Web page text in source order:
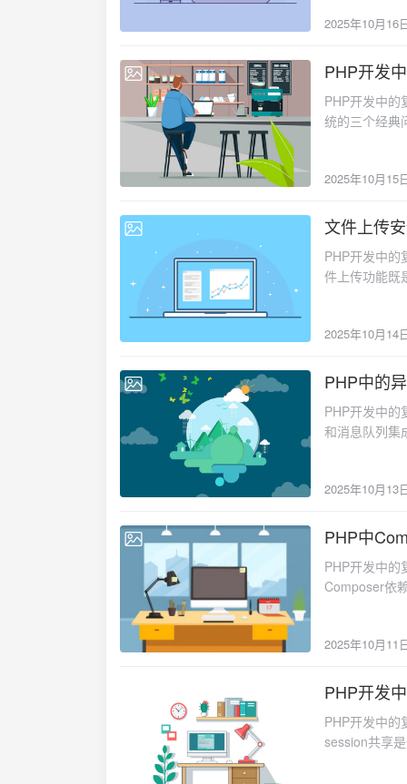
2025年10月16
2025-10-15
PHP开发
PHP开发中的复杂问题及解决方案：缓存穿透、击穿与雪崩防护在高并发的PHP应用中，缓存系统的三个经典问题——缓存穿透、缓存击穿和缓存雪崩——是影响系统稳定性的关键因素。这些问题可能导致数据库压力骤增，甚至系统崩溃。三大缓存问题解析1. 缓存穿透查询不存在的数据，请求直接打到数据库，缓存形同虚设。2. 缓存击穿热点数据过期瞬间，大量请求同时查询数据库。3. 缓存雪崩大量缓存同时过期，数据库面临瞬时高压。解决方案方案一：布隆过滤器防止缓存穿透<?php /** * 布隆过滤器实现 */ class BloomFilter { private array $bitArray; private int $size; private array $hashFunctions; public function __construct(int $size = 1000000) { $this->size = $size; $this->bitArray = array_fill(0, $size, 0); $this->hashFunctions = [ [$this, 'hash1'], [$this, 'hash2'], [$this, 'hash3'] ]; } /** * 添加元素到布隆过滤器 */ public function add(string $item): void { foreach ($this->hashFunctions as $hashFunc) { $index = $hashFunc($item) % $this->size; $this->bitArray[$index] = 1; } } /** * 检查元素是否存在 */ public function mightContain(string $item): bool { foreach ($this->hashFunctions as $hashFunc) { $index = $hashFunc($item) % $this->size; if ($this->bitArray[$index] === 0) { return
2025年10月15
2025-10-14
文件上传
PHP开发中的复杂问题及解决方案：文件上传安全性与大文件处理在PHP Web应用开发中，文件上传功能既是核心需求也是安全隐患最多的环节之一。不当的文件上传处理可能导致恶意文件上传、服务器资源耗尽、目录遍历攻击等问题。常见的安全风险1. 恶意文件上传// 危险示例：未验证文件类型直接保存 if (isset($_FILES['upload'])) { move_uploaded_file($_FILES['upload']['tmp_name'], 'uploads/' . $_FILES['upload']['name']); }2. 大文件导致的资源耗尽// 上传超大文件可能导致内存溢出或磁盘空间不足解决方案方案一：安全的文件上传验证<?php /** * 安全文件上传处理器 */ class SecureFileUpload { private array $allowedMimeTypes; private array $allowedExtensions; private int $maxFileSize; private string $uploadDirectory; public function __construct( array $allowedMimeTypes = ['image/jpeg', 'image/png', 'image/gif'], array $allowedExtensions = ['jpg', 'jpeg', 'png', 'gif'], int $maxFileSize = 5242880, // 5MB string $uploadDirectory = 'uploads/' ) { $this->allowedMimeTypes = $allowedMimeTypes; $this->allowedExtensions = $allowedExtensions; $this->maxFileSize = $maxFileSize; $this->uploadDirectory = rtrim($uploadDirectory,
2025年10月14
2025-10-13
PHP中的
PHP开发中的复杂问题及解决方案：异步处理与消息队列集成在现代PHP应用开发中，异步处理和消息队列集成是提升系统性能和用户体验的重要技术。当面对耗时操作时，同步处理会导致用户等待，影响系统响应速度。常见的异步处理场景1. 邮件发送阻塞// 用户注册后需要发送欢迎邮件，但SMTP连接慢导致页面响应延迟 class UserController { public function register() { // 用户注册逻辑 $this->createUser($userData); // 同步发送邮件，阻塞用户响应 $this->sendWelcomeEmail($userEmail); return response()->json(['status' => 'success']); } }2. 文件处理耗时// 图片上传后需要进行复杂的图像处理操作 class ImageController { public function upload() { // 上传文件 $file = $this->uploadFile(); // 同步处理图片，耗时长 $this->processImage($file); return response()->json(['url' => $processedImageUrl]); } }解决方案方案一：基于Redis的消息队列实现<?php /** * Redis消息队列处理器 */ class RedisMessageQueue { private \Redis $redis; private string $queueName; public function __construct(\Redis $redis, string $queueName = 'default') { $this->redis = $redis; $this->queueName = $queueName; } /** * 发布消息到队列 */ public
2025年10月13
2025-10-11
PHP中
PHP开发中的复杂问题及解决方案：Composer依赖冲突与版本管理在PHP项目开发中，Composer依赖冲突是一个常见且令人头疼的问题。当项目依赖的包存在版本冲突时，会导致安装失败或运行时错误。常见的依赖冲突场景1. 直接依赖版本冲突{ "require": { "monolog/monolog": "^1.0", "some/package": "^2.0" } }其中 some/package 需要 monolog/monolog ^2.0，与直接声明的版本冲突。2. 间接依赖版本不兼容# composer install 时出现类似错误 Your requirements could not be resolved to an installable set of packages.解决方案方案一：依赖版本分析与解决<?php /** * Composer依赖冲突分析工具 */ class DependencyConflictAnalyzer { private string $composerJsonPath; private array $installedPackages; public function __construct(string $composerJsonPath = 'composer.json') { $this->composerJsonPath = $composerJsonPath; $this->loadInstalledPackages(); } /** * 加载已安装的包信息 */ private function loadInstalledPackages(): void { if (file_exists('vendor/composer/installed.json')) { $content = file_get_contents('vendor/composer/installed.json'); $this->installedPackages = json_decode($content, true)['packages'] ?? []; } } /** * 分析依赖冲突 */ public function analyzeConflicts(): array { $conflicts = []; $requirements =
2025年10月11
2025-10-10
PHP开发
PHP开发中的
session共享